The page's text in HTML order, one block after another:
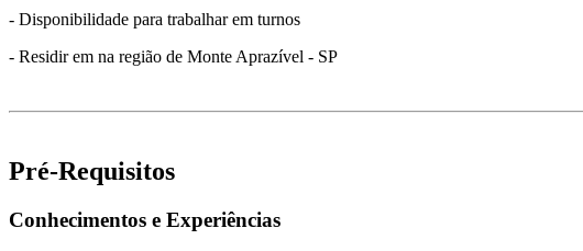
- Disponibilidade para trabalhar em turnos
- Residir em na região de Monte Aprazível - SP
Pré-Requisitos
Conhecimentos e Experiências